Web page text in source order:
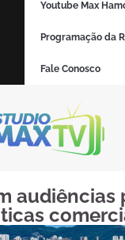
Youtube Max
Programação da
Fale Conosco
audiências